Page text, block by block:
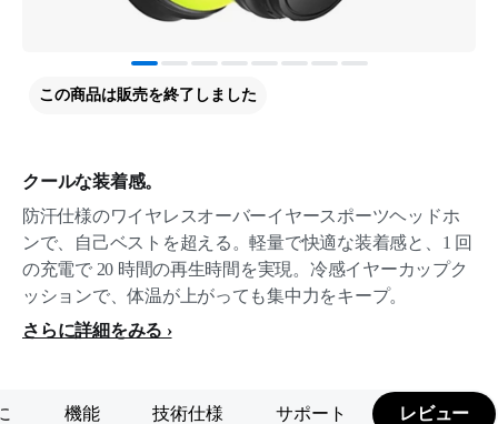
クールな装着感。
防汗仕様のワイヤレスオーバーイヤースポーツヘッドホ
ンで、自己ベストを超える。軽量で快適な装着感と、1 回
の充電で 20 時間の再生時間を実現。冷感イヤーカップク
ッションで、体温が上がっても集中力をキープ。
さらに詳細をみる
この商品は販売を終了しました
機能 技術仕様 サポート レビュー